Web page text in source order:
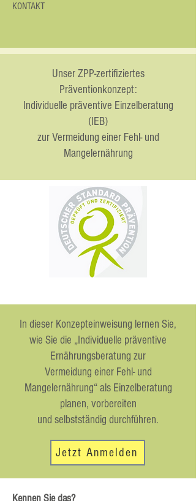
KONTAKT
Unser ZPP-zertifiziertes
Präventionkonzept:
Individuelle präventive Einzelberatung
(IEB)
zur Vermeidung einer Fehl- und
Mangelernährung
In dieser Konzepteinweisung lernen Sie,
wie Sie die „Individuelle präventive
Ernährungsberatung zur
Vermeidung einer Fehl- und
Mangelernährung“ als Einzelberatung
planen, vorbereiten
und selbstständig durchführen.
Jetzt Anmelden
Kennen Sie das?